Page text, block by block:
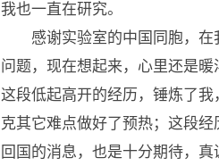
我也一直在研究。
感谢实验室的中国同胞，在
问题，现在想起来，心里还是
这段低起高开的经历，锤炼了
克其它难点做好了预热；这段
回国的消息，也是十分期待，